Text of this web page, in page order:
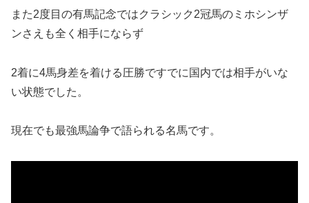
また2度目の有馬記念ではクラシック2冠馬のミホシンザ
ンさえも全く相手にならず
2着に4馬身差を着ける圧勝ですでに国内では相手がいな
い状態でした。
現在でも最強馬論争で語られる名馬です。